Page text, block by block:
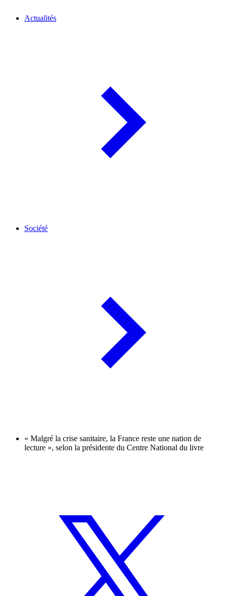
Actualités
Société
« Malgré la crise sanitaire, la France reste une nation de
lecture », selon la présidente du Centre National du livre